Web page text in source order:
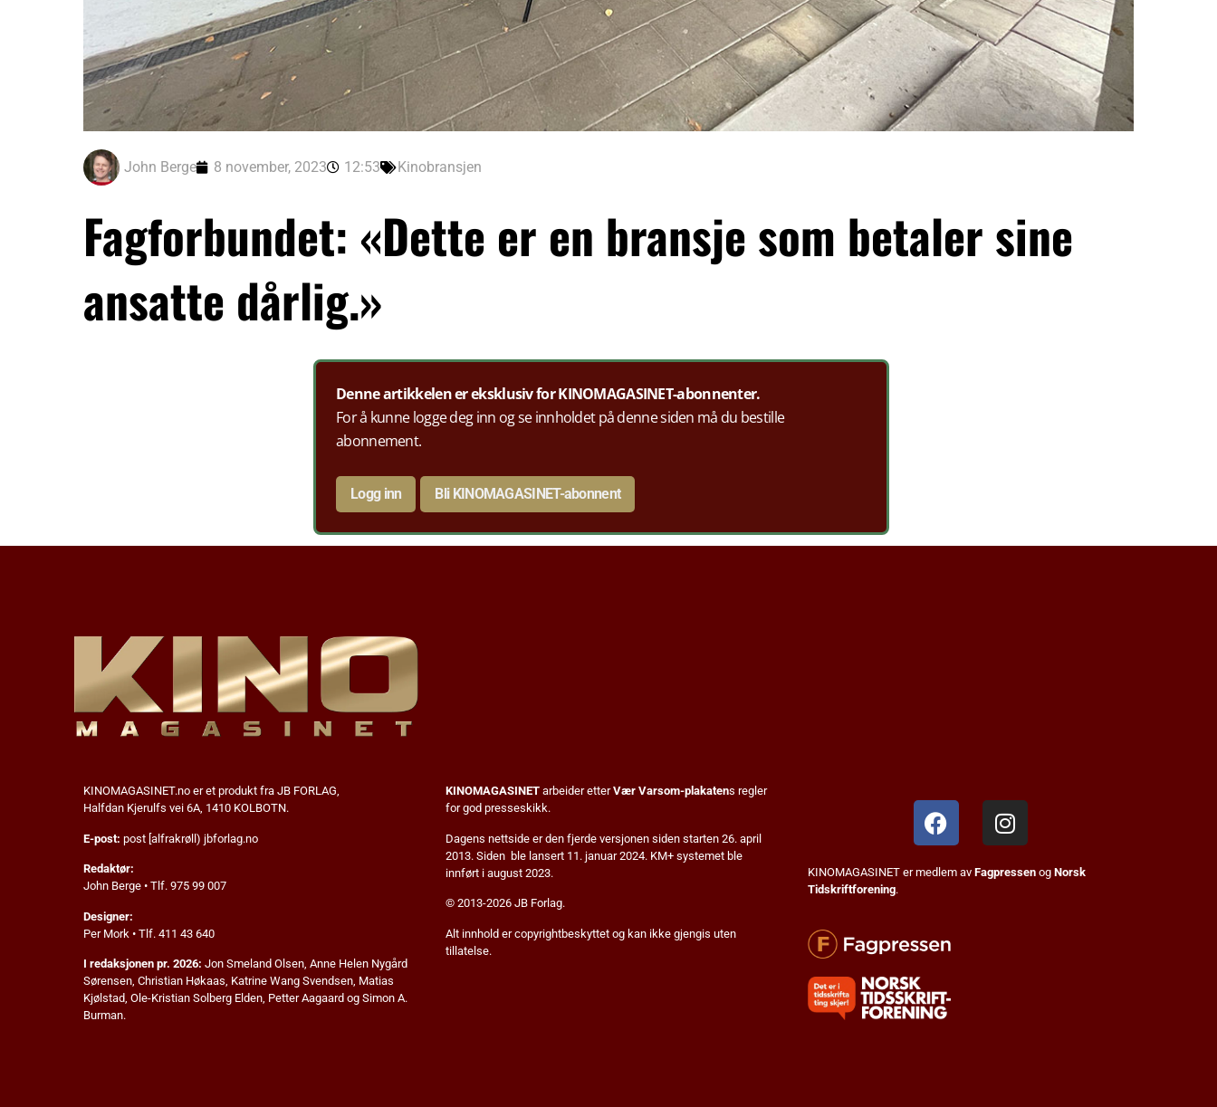
John Berge 8 november, 2023 12:53 Kinobransjen
Fagforbundet: «Dette er en bransje som betaler sine
ansatte dårlig.»
Denne artikkelen er eksklusiv for KINOMAGASINET-abonnenter.
For å kunne logge deg inn og se innholdet på denne siden må du bestille
abonnement.
Logg inn Bli KINOMAGASINET-abonnent
KINOMAGASINET.no er et produkt fra JB FORLAG,
Halfdan Kjerulfs vei 6A, 1410 KOLBOTN.
E-post: post [alfrakrøll) jbforlag.no
Redaktør:
John Berge • Tlf. 975 99 007
Designer:
Per Mork • Tlf. 411 43 640
I redaksjonen pr. 2026: Jon Smeland Olsen, Anne Helen Nygård
Sørensen, Christian Høkaas, Katrine Wang Svendsen, Matias
Kjølstad, Ole-Kristian Solberg Elden, Petter Aagaard og Simon A.
Burman.
KINOMAGASINETarbeider etterVær Varsom-plakatens regler
for god presseskikk.
Dagens nettside er den fjerde versjonen siden starten 26. april
2013. Siden ble lansert 11. januar 2024. KM+ systemet ble
innført i august 2023.
© 2013-2026 JB Forlag.
Alt innhold er copyrightbeskyttet og kan ikke gjengis uten
tillatelse.
KINOMAGASINET er medlem av Fagpressenog Norsk
Tidskriftforening.